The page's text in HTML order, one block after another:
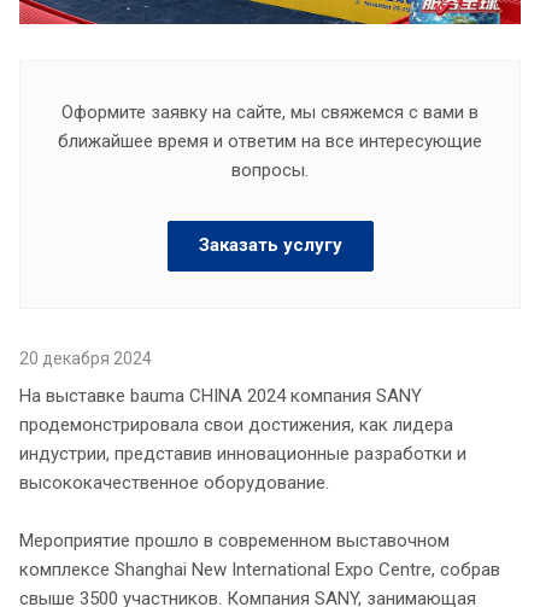
Оформите заявку на сайте, мы свяжемся с вами в
ближайшее время и ответим на все интересующие
вопросы.
Заказать услугу
20 декабря 2024
На выставке bauma CHINA 2024 компания SANY
продемонстрировала свои достижения, как лидера
индустрии, представив инновационные разработки и
высококачественное оборудование.
Мероприятие прошло в современном выставочном
комплексе Shanghai New International Expo Centre, собрав
свыше 3500 участников. Компания SANY, занимающая